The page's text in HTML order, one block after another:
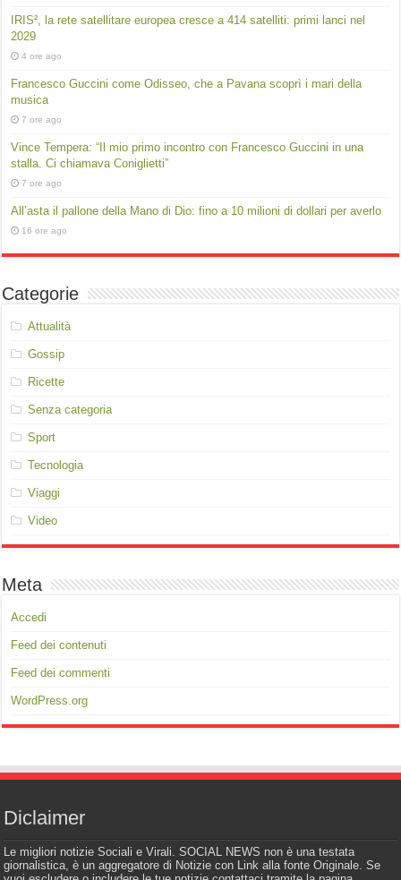
IRIS², la rete satellitare europea cresce a 414 satelliti: primi lanci nel
2029
4 ore ago
Francesco Guccini come Odisseo, che a Pavana scoprì i mari della
musica
7 ore ago
Vince Tempera: “Il mio primo incontro con Francesco Guccini in una
stalla. Ci chiamava Coniglietti”
7 ore ago
All’asta il pallone della Mano di Dio: fino a 10 milioni di dollari per averlo
16 ore ago
Categorie
Attualità
Gossip
Ricette
Senza categoria
Sport
Tecnologia
Viaggi
Video
Meta
Accedi
Feed dei contenuti
Feed dei commenti
WordPress.org
Diclaimer
Le migliori notizie Sociali e Virali. SOCIAL NEWS non è una testata
giornalistica, è un aggregatore di Notizie con Link alla fonte Originale. Se